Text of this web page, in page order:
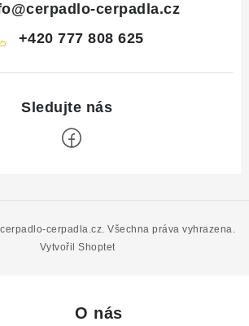
@cerpadlo-cerpadla.cz
+420 777 808 625
Vytvořil Shoptet
cerpadla.cz. Všechna práva vyhrazena.
O nás